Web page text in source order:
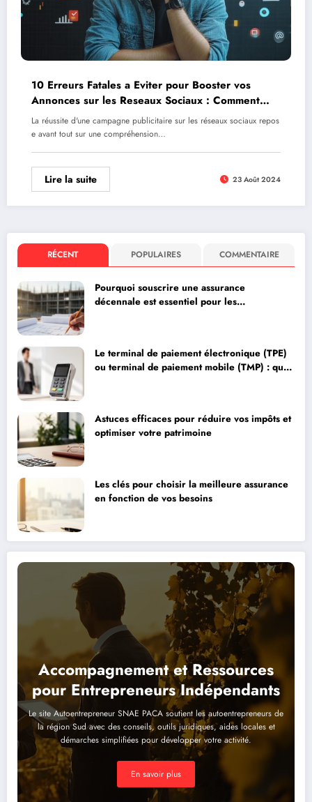
10 Erreurs Fatales a Eviter pour Booster vos
Annonces sur les Reseaux Sociaux : Comment
Definir votre Audience Ideale
La réussite d'une campagne publicitaire sur les réseaux sociaux repos
e avant tout sur une compréhension…
Lire la suite 23 Août 2024
RÉCENT POPULAIRES COMMENTAIRE
Pourquoi souscrire une assurance
décennale est essentiel pour les
Le terminal de paiement électronique (TPE)
ou terminal de paiement mobile (TMP) : quel
Astuces efficaces pour réduire vos impôts et
optimiser votre patrimoine
Les clés pour choisir la meilleure assurance
en fonction de vos besoins
Accompagnement et Ressources
pour Entrepreneurs Indépendants
Le site Autoentrepreneur SNAE PACA soutient les autoentrepreneurs de
la région Sud avec des conseils, outils juridiques, aides locales et
démarches simplifiées pour développer votre activité.
En savoir plus